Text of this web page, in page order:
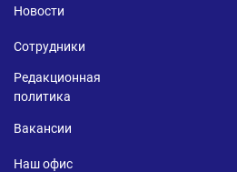
Новости
Сотрудники
Редакционная
политика
Вакансии
Наш офис